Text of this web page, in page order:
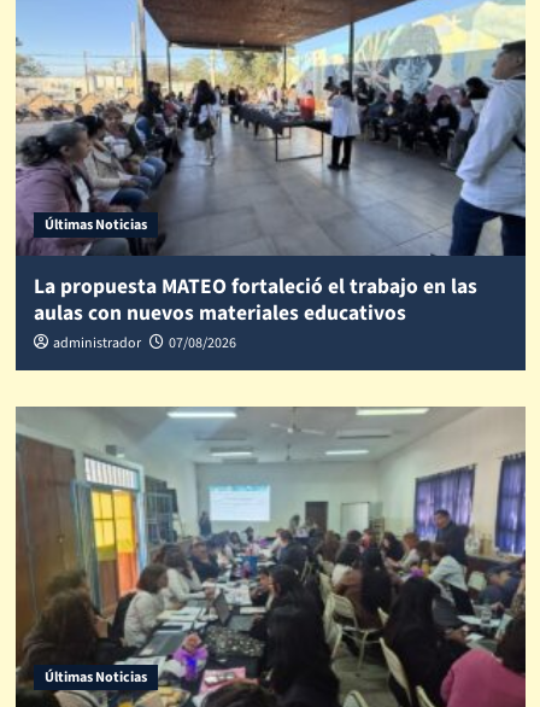
Últimas Noticias
La propuesta MATEO fortaleció el trabajo en las
aulas con nuevos materiales educativos
administrador 07/08/2026
Últimas Noticias